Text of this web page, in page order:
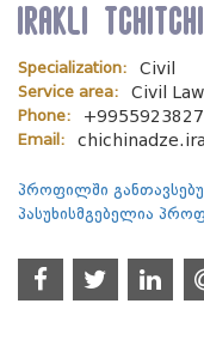
Irakli
Specialization:
Civil
Service area:
Civil Law
Phone:
Email:
პროფილში
პასუხისმგებელია